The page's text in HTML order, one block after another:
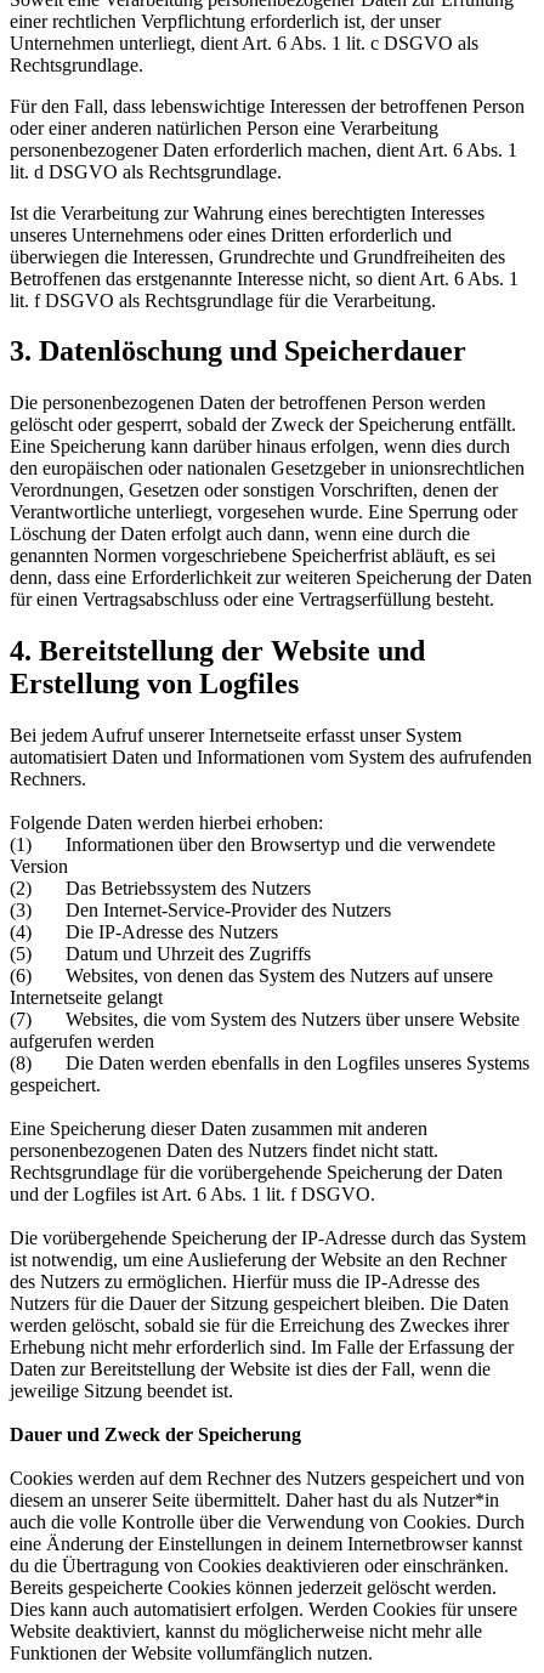
einer rechtlichen Verpflichtung erforderlich ist, der unser
Unternehmen unterliegt, dient Art. 6 Abs. 1 lit. c DSGVO als
Rechtsgrundlage.
Für den Fall, dass lebenswichtige Interessen der betroffenen Person
oder einer anderen natürlichen Person eine Verarbeitung
personenbezogener Daten erforderlich machen, dient Art. 6 Abs. 1
lit. d DSGVO als Rechtsgrundlage.
Ist die Verarbeitung zur Wahrung eines berechtigten Interesses
unseres Unternehmens oder eines Dritten erforderlich und
überwiegen die Interessen, Grundrechte und Grundfreiheiten des
Betroffenen das erstgenannte Interesse nicht, so dient Art. 6 Abs. 1
lit. f DSGVO als Rechtsgrundlage für die Verarbeitung.
3. Datenlöschung und Speicherdauer
Die personenbezogenen Daten der betroffenen Person werden
gelöscht oder gesperrt, sobald der Zweck der Speicherung entfällt.
Eine Speicherung kann darüber hinaus erfolgen, wenn dies durch
den europäischen oder nationalen Gesetzgeber in unionsrechtlichen
Verordnungen, Gesetzen oder sonstigen Vorschriften, denen der
Verantwortliche unterliegt, vorgesehen wurde. Eine Sperrung oder
Löschung der Daten erfolgt auch dann, wenn eine durch die
genannten Normen vorgeschriebene Speicherfrist abläuft, es sei
denn, dass eine Erforderlichkeit zur weiteren Speicherung der Daten
für einen Vertragsabschluss oder eine Vertragserfüllung besteht.
4. Bereitstellung der Website und
Erstellung von Logfiles
Bei jedem Aufruf unserer Internetseite erfasst unser System
automatisiert Daten und Informationen vom System des aufrufenden
Rechners.
Folgende Daten werden hierbei erhoben:
(1) Informationen über den Browsertyp und die verwendete
Version
(2) Das Betriebssystem des Nutzers
(3) Den Internet-Service-Provider des Nutzers
(4) Die IP-Adresse des Nutzers
(5) Datum und Uhrzeit des Zugriffs
(6) Websites, von denen das System des Nutzers auf unsere
Internetseite gelangt
(7) Websites, die vom System des Nutzers über unsere Website
aufgerufen werden
(8) Die Daten werden ebenfalls in den Logfiles unseres Systems
gespeichert.
Eine Speicherung dieser Daten zusammen mit anderen
personenbezogenen Daten des Nutzers findet nicht statt.
Rechtsgrundlage für die vorübergehende Speicherung der Daten
und der Logfiles ist Art. 6 Abs. 1 lit. f DSGVO.
Die vorübergehende Speicherung der IP-Adresse durch das System
ist notwendig, um eine Auslieferung der Website an den Rechner
des Nutzers zu ermöglichen. Hierfür muss die IP-Adresse des
Nutzers für die Dauer der Sitzung gespeichert bleiben. Die Daten
werden gelöscht, sobald sie für die Erreichung des Zweckes ihrer
Erhebung nicht mehr erforderlich sind. Im Falle der Erfassung der
Daten zur Bereitstellung der Website ist dies der Fall, wenn die
jeweilige Sitzung beendet ist.
Dauer und Zweck der Speicherung
Cookies werden auf dem Rechner des Nutzers gespeichert und von
diesem an unserer Seite übermittelt. Daher hast du als Nutzer*in
auch die volle Kontrolle über die Verwendung von Cookies. Durch
eine Änderung der Einstellungen in deinem Internetbrowser kannst
du die Übertragung von Cookies deaktivieren oder einschränken.
Bereits gespeicherte Cookies können jederzeit gelöscht werden.
Dies kann auch automatisiert erfolgen. Werden Cookies für unsere
Website deaktiviert, kannst du möglicherweise nicht mehr alle
Funktionen der Website vollumfänglich nutzen.